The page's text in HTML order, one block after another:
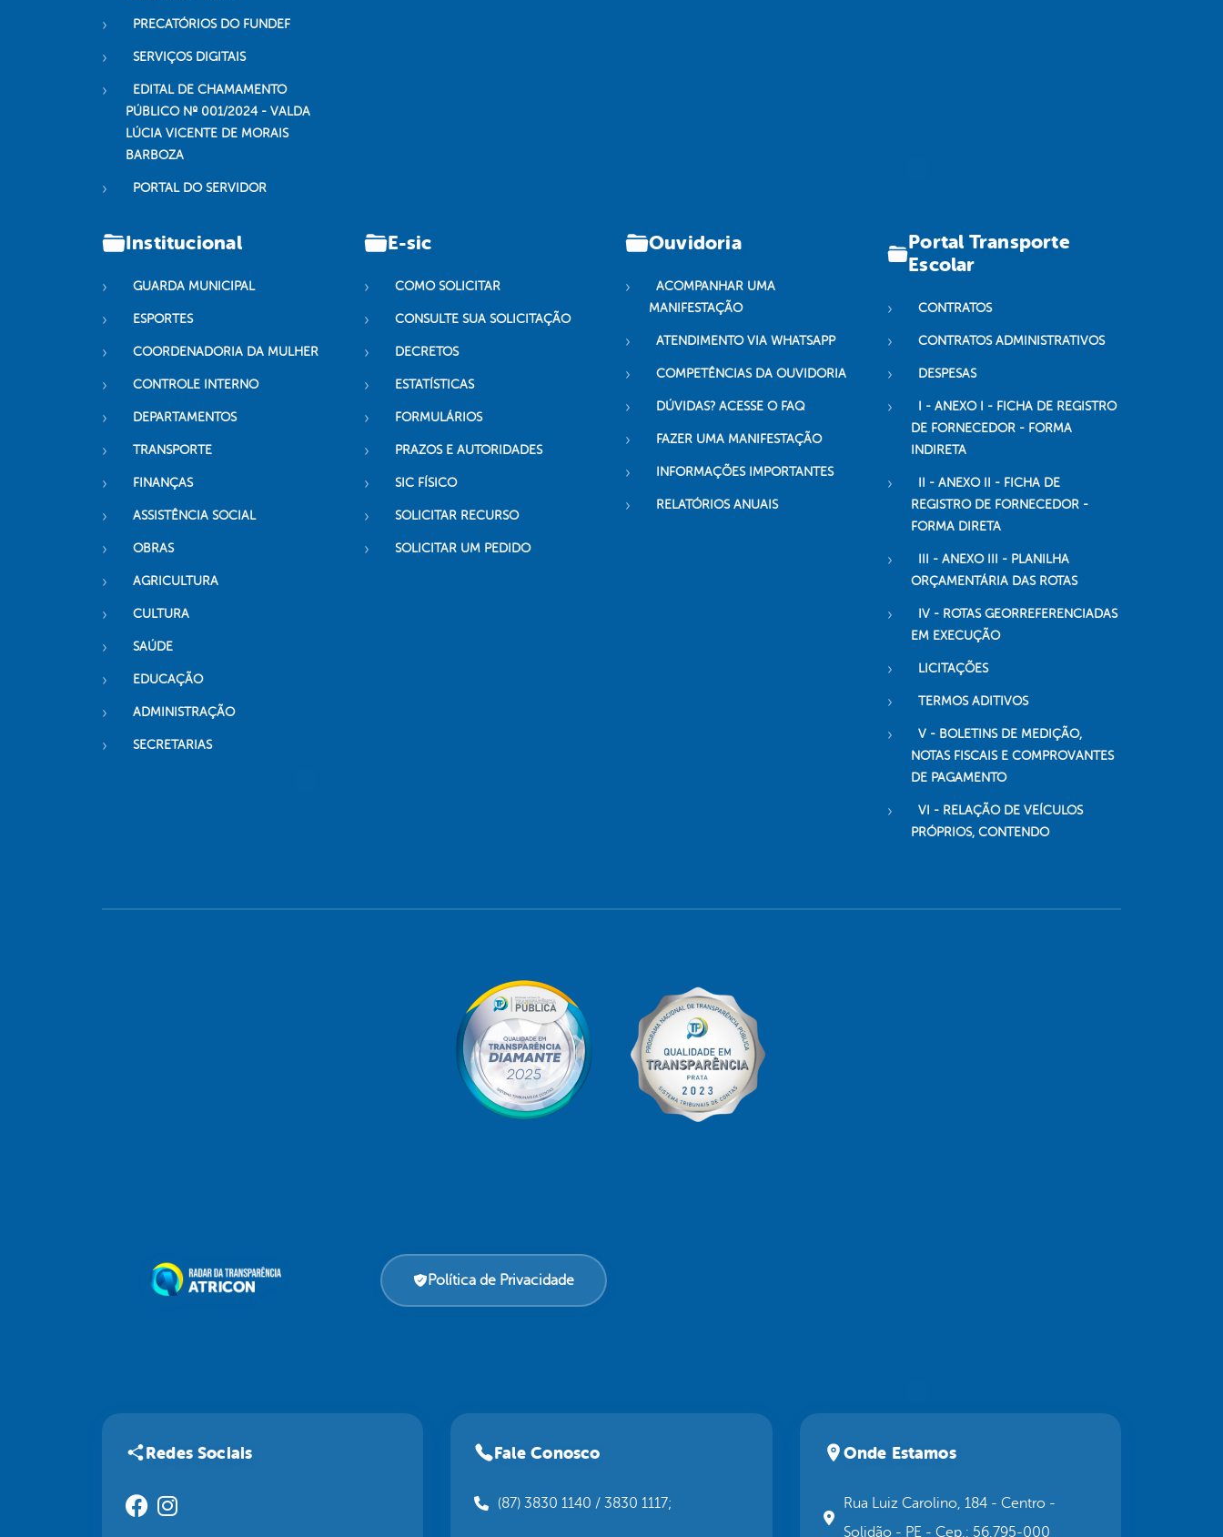
PRECATÓRIOS DO FUNDEF
SERVIÇOS DIGITAIS
EDITAL DE CHAMAMENTO
PÚBLICO Nº 001/2024 - VALDA
LÚCIA VICENTE DE MORAIS
BARBOZA
PORTAL DO SERVIDOR
Institucional
GUARDA MUNICIPAL
ESPORTES
COORDENADORIA DA MULHER
CONTROLE INTERNO
DEPARTAMENTOS
TRANSPORTE
FINANÇAS
ASSISTÊNCIA SOCIAL
OBRAS
AGRICULTURA
CULTURA
SAÚDE
EDUCAÇÃO
ADMINISTRAÇÃO
SECRETARIAS
E-sic
COMO SOLICITAR
CONSULTE SUA SOLICITAÇÃO
DECRETOS
ESTATÍSTICAS
FORMULÁRIOS
PRAZOS E AUTORIDADES
SIC FÍSICO
SOLICITAR RECURSO
SOLICITAR UM PEDIDO
Ouvidoria
ACOMPANHAR UMA
MANIFESTAÇÃO
ATENDIMENTO VIA WHATSAPP
COMPETÊNCIAS DA OUVIDORIA
DÚVIDAS? ACESSE O FAQ
FAZER UMA MANIFESTAÇÃO
INFORMAÇÕES IMPORTANTES
RELATÓRIOS ANUAIS
Portal Transporte
Escolar
CONTRATOS
CONTRATOS ADMINISTRATIVOS
DESPESAS
I - ANEXO I - FICHA DE REGISTRO
DE FORNECEDOR - FORMA
INDIRETA
II - ANEXO II - FICHA DE
REGISTRO DE FORNECEDOR -
FORMA DIRETA
III - ANEXO III - PLANILHA
ORÇAMENTÁRIA DAS ROTAS
IV - ROTAS GEORREFERENCIADAS
EM EXECUÇÃO
LICITAÇÕES
TERMOS ADITIVOS
V - BOLETINS DE MEDIÇÃO,
NOTAS FISCAIS E COMPROVANTES
DE PAGAMENTO
VI - RELAÇÃO DE VEÍCULOS
PRÓPRIOS, CONTENDO
Política de Privacidade
Redes Sociais Fale Conosco
(87) 3830 1140 / 3830 1117;
Onde Estamos
Rua Luiz Carolino, 184 - Centro -
Solidão - PE - Cep.: 56.795-000